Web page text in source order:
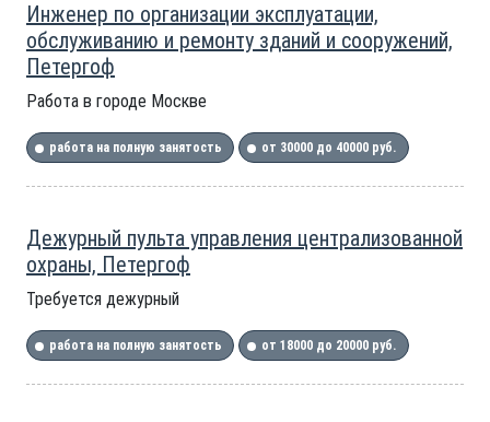
Инженер по организации эксплуатации,
обслуживанию и ремонту зданий и сооружений,
Петергоф
Работа в городе Москве
работа на полную занятость от 30000 до 40000 руб.
Дежурный пульта управления централизованной
охраны, Петергоф
Требуется дежурный
работа на полную занятость от 18000 до 20000 руб.